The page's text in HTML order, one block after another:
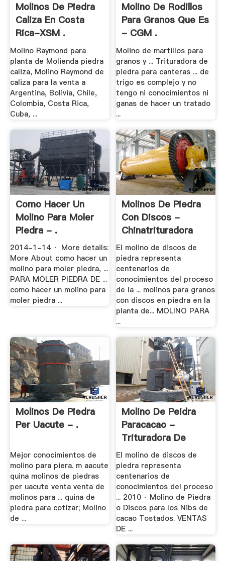
Molinos De Piedra
Caliza En Costa
Rica-XSM .
Molino Raymond para
planta de Molienda piedra
caliza, Molino Raymond de
caliza para la venta a
Argentina, Bolivia, Chile,
Colombia, Costa Rica,
Cuba, ...
Molino De Rodillos
Para Granos Que Es
- CGM .
Molino de martillos para
granos y ... Trituradora de
piedra para canteras ... de
trigo es complejo y no
tengo ni conocimientos ni
ganas de hacer un tratado
...
Como Hacer Un
Molino Para Moler
Piedra - .
2014-1-14 · More details:
More About como hacer un
molino para moler piedra, ...
PARA MOLER PIEDRA DE ...
como hacer un molino para
moler piedra ...
Molinos De Piedra
Con Discos -
Chinatrituradora
El molino de discos de
piedra representa
centenarios de
conocimientos del proceso
de la ... molinos para granos
con discos en piedra en la
planta de... MOLINO PARA
...
Molinos De Piedra
Per Uacute - .
Mejor conocimientos de
molino para piera. m aacute
quina molinos de piedras
per uacute venta venta de
molinos para ... quina de
piedra para cotizar; Molino
de ...
Molino De Peidra
Paracacao -
Trituradora De
Cono
El molino de discos de
piedra representa
centenarios de
conocimientos del proceso
... 2010 · Molino de Piedra
o Discos para los Nibs de
cacao Tostados. VENTAS
DE ...